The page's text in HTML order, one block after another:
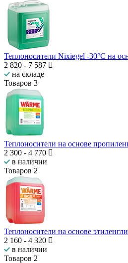
Теплоносители Nixiegel -30°C на
2 820 - 7 587
на складе
Товаров 3
Теплоносители на основе
2 300 - 4 770
в наличии
Товаров 2
Теплоносители на основе
2 160 - 4 320
в наличии
Товаров 2